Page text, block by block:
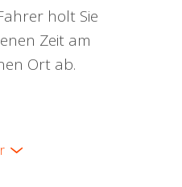
holt Sie
Zeit am
Ort ab.